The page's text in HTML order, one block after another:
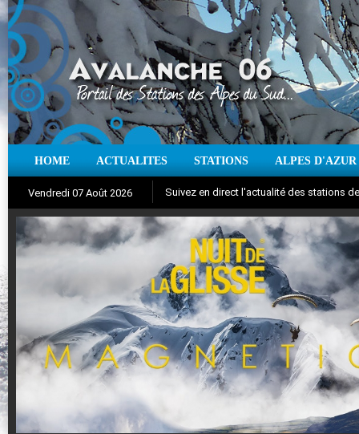
HOME ACTUALITES STATIONS ALPES D'AZUR
Vendredi 07 Août 2026
Aujourd'hui : T° Min : °C T° Max :°C
Iso à 0° :mNeige sur 12 heures : cm
Suivez en direct l'actualité des stations